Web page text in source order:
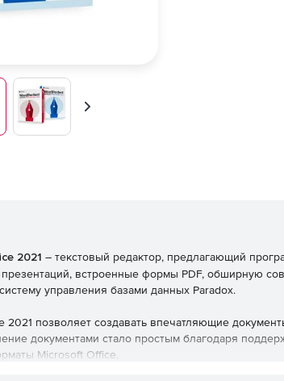
Вперед
2021 – текстовый редактор, предлагающий
встроенные формы PDF, обширную
управления базами данных Paradox.
2021 позволяет создавать впечатляющие
документами стало простым благодаря
Microsoft Office.